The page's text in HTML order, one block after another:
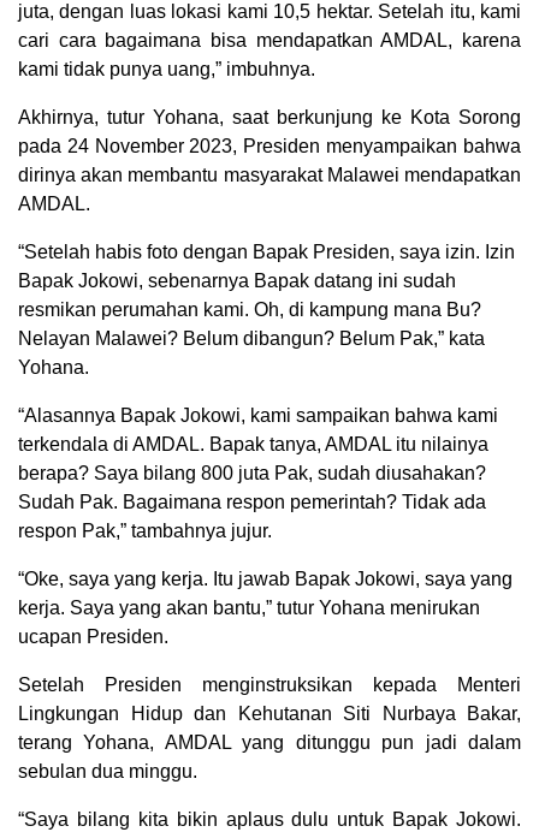
juta, dengan luas lokasi kami 10,5 hektar. Setelah itu, kami
cari cara bagaimana bisa mendapatkan AMDAL, karena
kami tidak punya uang,” imbuhnya.
Akhirnya, tutur Yohana, saat berkunjung ke Kota Sorong
pada 24 November 2023, Presiden menyampaikan bahwa
dirinya akan membantu masyarakat Malawei mendapatkan
AMDAL.
“Setelah habis foto dengan Bapak Presiden, saya izin. Izin
Bapak Jokowi, sebenarnya Bapak datang ini sudah
resmikan perumahan kami. Oh, di kampung mana Bu?
Nelayan Malawei? Belum dibangun? Belum Pak,” kata
Yohana.
“Alasannya Bapak Jokowi, kami sampaikan bahwa kami
terkendala di AMDAL. Bapak tanya, AMDAL itu nilainya
berapa? Saya bilang 800 juta Pak, sudah diusahakan?
Sudah Pak. Bagaimana respon pemerintah? Tidak ada
respon Pak,” tambahnya jujur.
“Oke, saya yang kerja. Itu jawab Bapak Jokowi, saya yang
kerja. Saya yang akan bantu,” tutur Yohana menirukan
ucapan Presiden.
Setelah Presiden menginstruksikan kepada Menteri
Lingkungan Hidup dan Kehutanan Siti Nurbaya Bakar,
terang Yohana, AMDAL yang ditunggu pun jadi dalam
sebulan dua minggu.
“Saya bilang kita bikin aplaus dulu untuk Bapak Jokowi.